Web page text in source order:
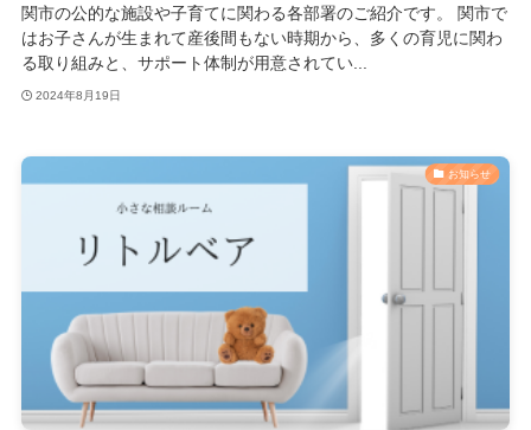
関市の公的な施設や子育てに関わる各部署のご紹介です。 関市で
はお子さんが生まれて産後間もない時期から、多くの育児に関わ
る取り組みと、サポート体制が用意されてい...
2024年8月19日
お知らせ